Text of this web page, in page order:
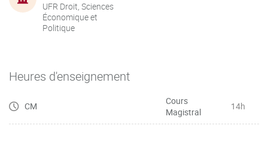
UFR Droit, Sciences
Économique et
Politique
Heures d'enseignement
CM
Cours
Magistral
14h